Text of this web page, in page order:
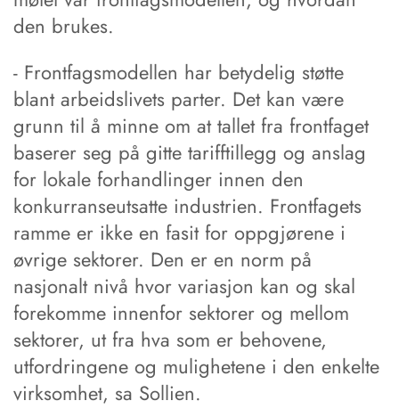
den brukes.
- Frontfagsmodellen har betydelig støtte
blant arbeidslivets parter. Det kan være
grunn til å minne om at tallet fra frontfaget
baserer seg på gitte tarifftillegg og anslag
for lokale forhandlinger innen den
konkurranseutsatte industrien. Frontfagets
ramme er ikke en fasit for oppgjørene i
øvrige sektorer. Den er en norm på
nasjonalt nivå hvor variasjon kan og skal
forekomme innenfor sektorer og mellom
sektorer, ut fra hva som er behovene,
utfordringene og mulighetene i den enkelte
virksomhet, sa Sollien.